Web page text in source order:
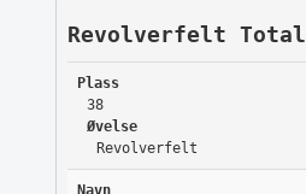
Revolverfelt Total
Plass
38
Øvelse
Revolverfelt
Navn